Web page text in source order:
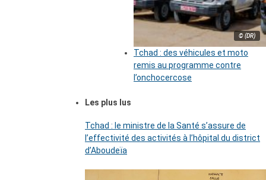
© (DR)
Tchad : des véhicules et moto
remis au programme contre
l’onchocercose
Les plus lus
Tchad : le ministre de la Santé s’assure de
l’effectivité des activités à l’hôpital du district
d’Aboudeïa